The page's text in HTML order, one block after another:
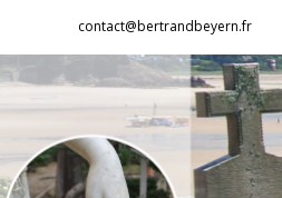
contenu
contact@bertrandbeyern.fr